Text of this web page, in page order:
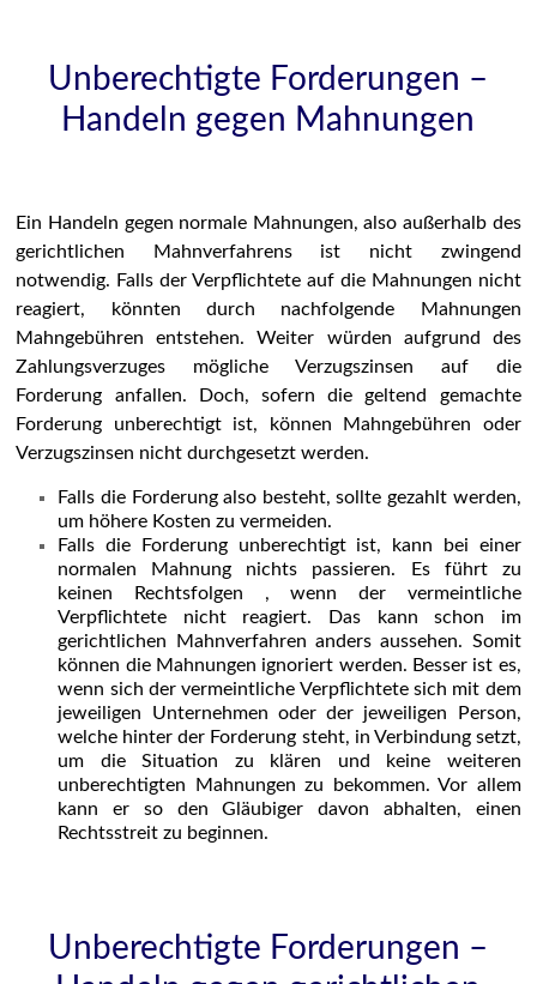
Unberechtigte Forderungen –
Handeln gegen Mahnungen
Ein Handeln gegen normale Mahnungen, also außerhalb des
gerichtlichen Mahnverfahrens ist nicht zwingend
notwendig. Falls der Verpflichtete auf die Mahnungen nicht
reagiert, könnten durch nachfolgende Mahnungen
Mahngebühren entstehen. Weiter würden aufgrund des
Zahlungsverzuges mögliche Verzugszinsen auf die
Forderung anfallen. Doch, sofern die geltend gemachte
Forderung unberechtigt ist, können Mahngebühren oder
Verzugszinsen nicht durchgesetzt werden.
Falls die Forderung also besteht, sollte gezahlt werden,
um höhere Kosten zu vermeiden.
Falls die Forderung unberechtigt ist, kann bei einer
normalen Mahnung nichts passieren. Es führt zu
keinen Rechtsfolgen , wenn der vermeintliche
Verpflichtete nicht reagiert. Das kann schon im
gerichtlichen Mahnverfahren anders aussehen. Somit
können die Mahnungen ignoriert werden. Besser ist es,
wenn sich der vermeintliche Verpflichtete sich mit dem
jeweiligen Unternehmen oder der jeweiligen Person,
welche hinter der Forderung steht, in Verbindung setzt,
um die Situation zu klären und keine weiteren
unberechtigten Mahnungen zu bekommen. Vor allem
kann er so den Gläubiger davon abhalten, einen
Rechtsstreit zu beginnen.
Unberechtigte Forderungen –